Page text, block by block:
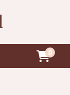
0